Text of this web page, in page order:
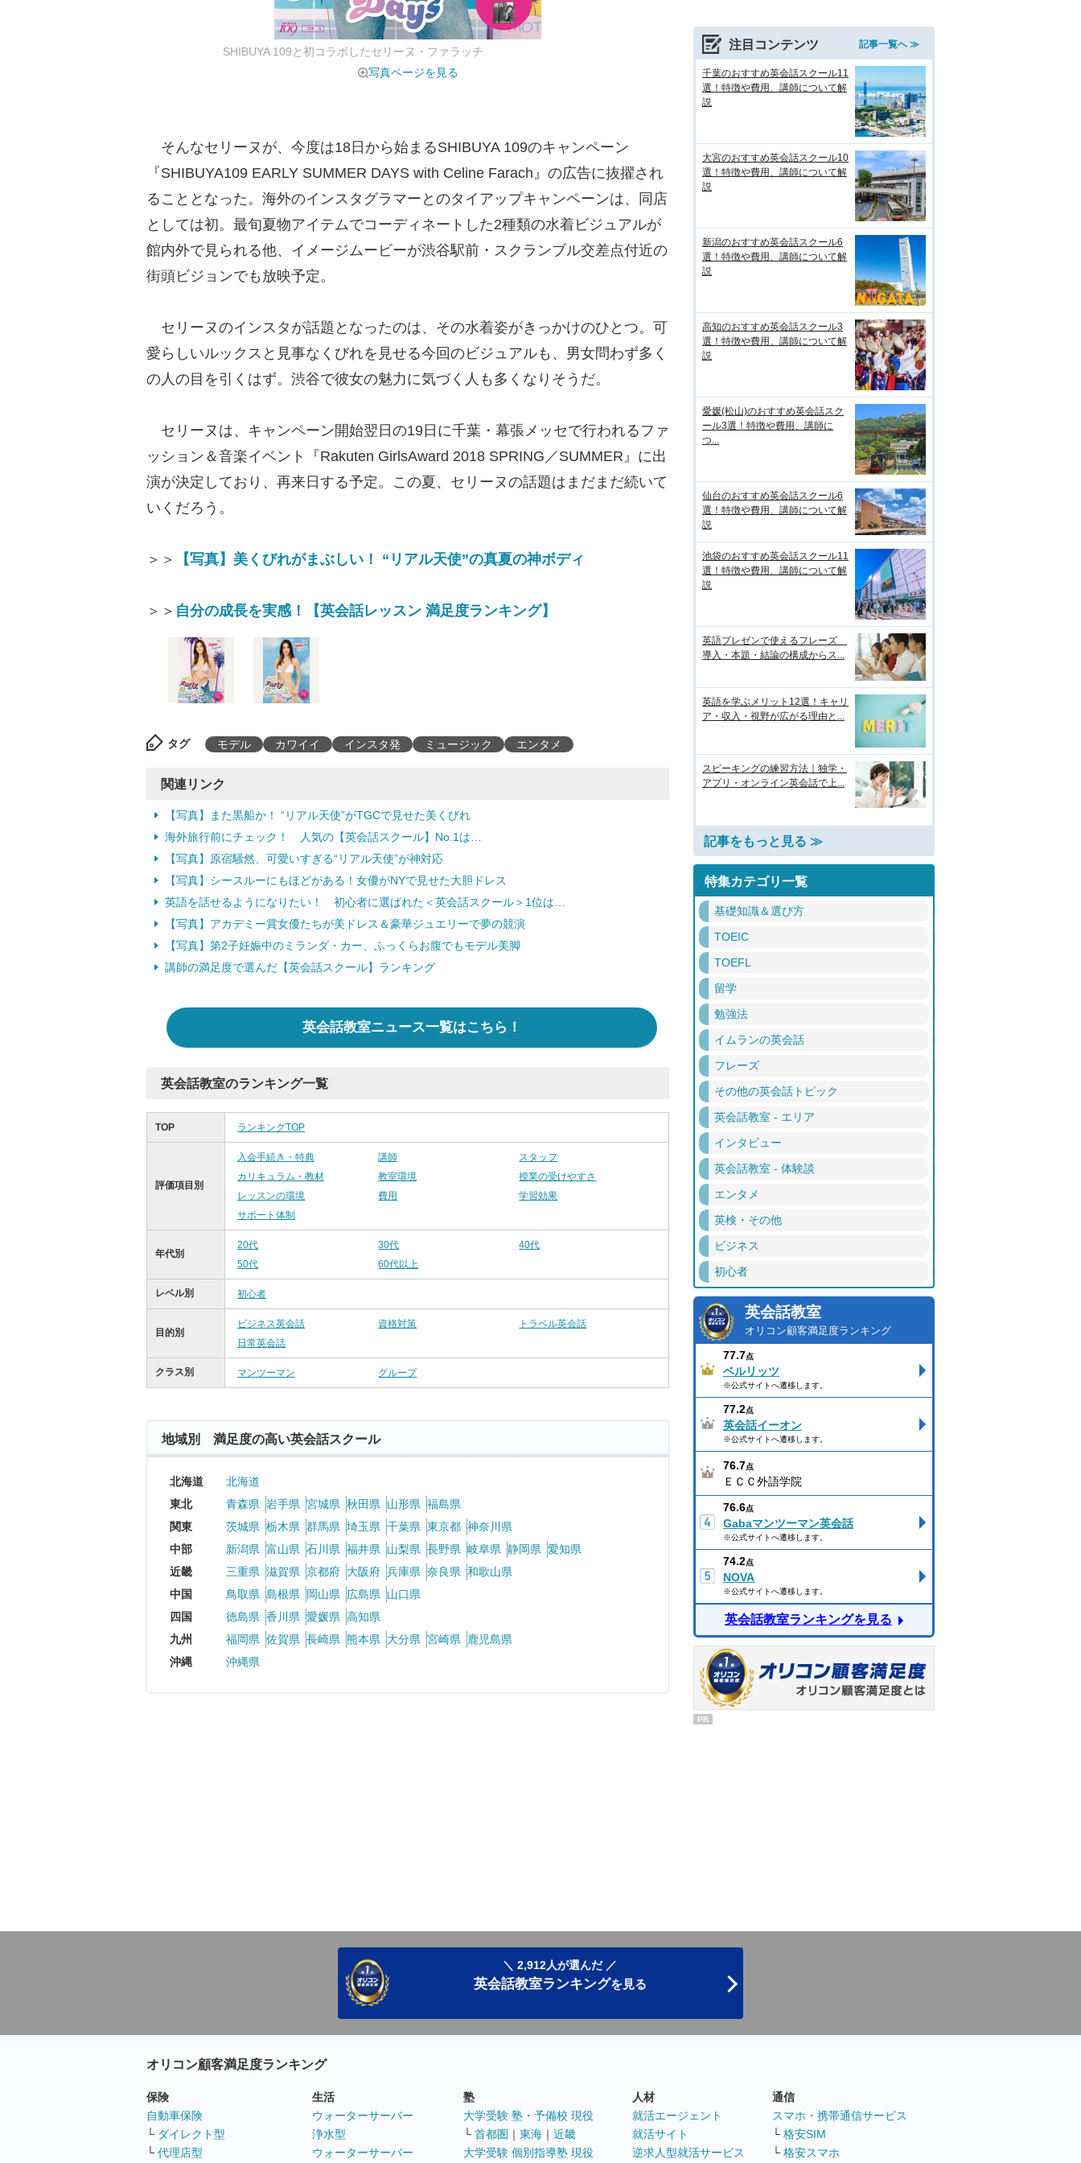
SHIBUYA 109と初コラボしたセリーヌ・ファラッチ
写真ページを見る
そんなセリーヌが、今度は18日から始まるSHIBUYA 109のキャンペーン
『SHIBUYA109 EARLY SUMMER DAYS with Celine Farach』の広告に抜擢され
ることとなった。海外のインスタグラマーとのタイアップキャンペーンは、同店
としては初。最旬夏物アイテムでコーディネートした2種類の水着ビジュアルが
館内外で見られる他、イメージムービーが渋谷駅前・スクランブル交差点付近の
街頭ビジョンでも放映予定。
セリーヌのインスタが話題となったのは、その水着姿がきっかけのひとつ。可
愛らしいルックスと見事なくびれを見せる今回のビジュアルも、男女問わず多く
の人の目を引くはず。渋谷で彼女の魅力に気づく人も多くなりそうだ。
セリーヌは、キャンペーン開始翌日の19日に千葉・幕張メッセで行われるファ
ッション＆音楽イベント『Rakuten GirlsAward 2018 SPRING／SUMMER』に出
演が決定しており、再来日する予定。この夏、セリーヌの話題はまだまだ続いて
いくだろう。
＞＞ 【写真】美くびれがまぶしい！ “リアル天使”の真夏の神ボディ
＞＞ 自分の成長を実感！【英会話レッスン 満足度ランキング】
タグ モデル カワイイ インスタ発 ミュージック エンタメ
関連リンク
【写真】また黒船か！ “リアル天使”がTGCで見せた美くびれ
海外旅行前にチェック！ 人気の【英会話スクール】No.1は…
【写真】原宿騒然、可愛いすぎる“リアル天使”が神対応
【写真】シースルーにもほどがある！女優がNYで見せた大胆ドレス
英語を話せるようになりたい！ 初心者に選ばれた＜英会話スクール＞1位は…
【写真】アカデミー賞女優たちが美ドレス＆豪華ジュエリーで夢の競演
【写真】第2子妊娠中のミランダ・カー、ふっくらお腹でもモデル美脚
講師の満足度で選んだ【英会話スクール】ランキング
英会話教室ニュース一覧はこちら！
英会話教室のランキング一覧
TOP ランキングTOP
評価項目別
入会手続き・特典 講師
スタッフ
カリキュラム・教材
教室環境
授業の受けやすさ
レッスンの環境
費用
学習効果
サポート体制
年代別
20代 30代
40代
50代
60代以上
レベル別 初心者
目的別
ビジネス英会話 資格対策
トラベル英会話
日常英会話
クラス別 マンツーマン グループ
地域別 満足度の高い英会話スクール
北海道
北海道
東北
青森県 岩手県 宮城県 秋田県 山形県 福島県
関東
茨城県 栃木県 群馬県 埼玉県 千葉県 東京都 神奈川県
中部
新潟県 富山県 石川県 福井県 山梨県 長野県 岐阜県 静岡県 愛知県
近畿
三重県 滋賀県 京都府 大阪府 兵庫県 奈良県 和歌山県
中国
鳥取県 島根県 岡山県 広島県
山口県
四国
徳島県 香川県 愛媛県 高知県
九州
福岡県 佐賀県 長崎県 熊本県 大分県 宮崎県
鹿児島県
沖縄
沖縄県
注目コンテンツ 記事一覧へ ≫
千葉のおすすめ英会話スクール11
選！特徴や費用、講師について解
説
大宮のおすすめ英会話スクール10
選！特徴や費用、講師について解
説
新潟のおすすめ英会話スクール6
選！特徴や費用、講師について解
説
高知のおすすめ英会話スクール3
選！特徴や費用、講師について解
説
愛媛(松山)のおすすめ英会話スク
ール3選！特徴や費用、講師に
つ...
仙台のおすすめ英会話スクール6
選！特徴や費用、講師について解
説
池袋のおすすめ英会話スクール11
選！特徴や費用、講師について解
説
英語プレゼンで使えるフレーズ
導入・本題・結論の構成からス...
英語を学ぶメリット12選！キャリ
ア・収入・視野が広がる理由と...
スピーキングの練習方法｜独学・
アプリ・オンライン英会話で上...
記事をもっと見る ≫
特集カテゴリ一覧
基礎知識＆選び方
TOEIC
TOEFL
留学
勉強法
イムランの英会話
フレーズ
その他の英会話トピック
英会話教室 - エリア
インタビュー
英会話教室 - 体験談
エンタメ
英検・その他
ビジネス
初心者
英会話教室
オリコン顧客満足度ランキング
77.7点
ベルリッツ
※公式サイトへ遷移します。
77.2点
英会話イーオン
※公式サイトへ遷移します。
76.7点
ＥＣＣ外語学院
76.6点
Gabaマンツーマン英会話
※公式サイトへ遷移します。
74.2点
NOVA
※公式サイトへ遷移します。
英会話教室ランキングを見る
PR
＼ 2,912人が選んだ ／
英会話教室ランキングを見る
オリコン顧客満足度ランキング
保険
自動車保険
└ ダイレクト型
└ 代理店型
生活
ウォーターサーバー
浄水型
ウォーターサーバー
塾
大学受験 塾・予備校 現役
└ 首都圏 ｜ 東海 ｜ 近畿
大学受験 個別指導塾 現役
人材
就活エージェント
就活サイト
逆求人型就活サービス
通信
スマホ・携帯通信サービス
└ 格安SIM
└ 格安スマホ